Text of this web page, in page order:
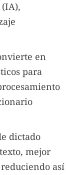
en
para
dictado
mejor
así